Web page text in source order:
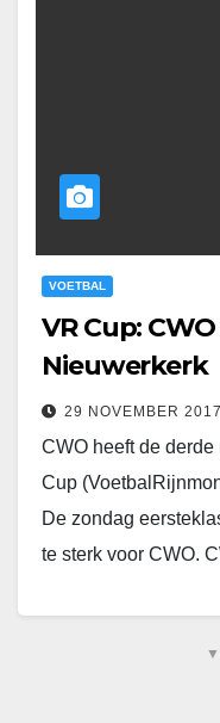
VOETBAL
VR Cup:
Nieuwerkerk
29 NOVEMBER 2017
CWO heeft de
Cup
De zondag
te sterk voor CWO.
▼